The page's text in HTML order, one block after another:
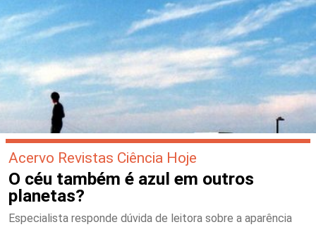
Acervo Revistas Ciência Hoje
O céu também é azul em outros
planetas?
Especialista responde dúvida de leitora sobre a aparência